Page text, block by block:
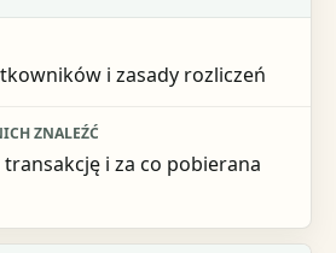
i zasady rozliczeń
i za co pobierana